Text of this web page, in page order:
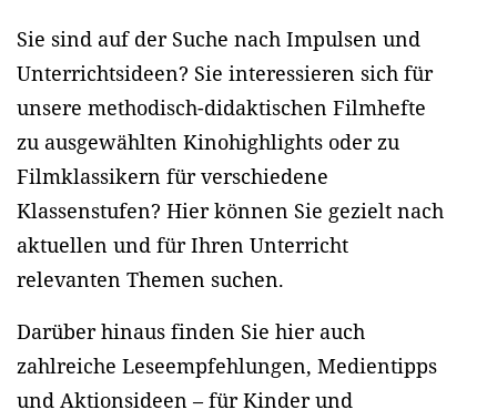
Sie sind auf der Suche nach Impulsen und
Unterrichtsideen? Sie interessieren sich für
unsere methodisch-didaktischen Filmhefte
zu ausgewählten Kinohighlights oder zu
Filmklassikern für verschiedene
Klassenstufen? Hier können Sie gezielt nach
aktuellen und für Ihren Unterricht
relevanten Themen suchen.
Darüber hinaus finden Sie hier auch
zahlreiche Leseempfehlungen, Medientipps
und Aktionsideen – für Kinder und